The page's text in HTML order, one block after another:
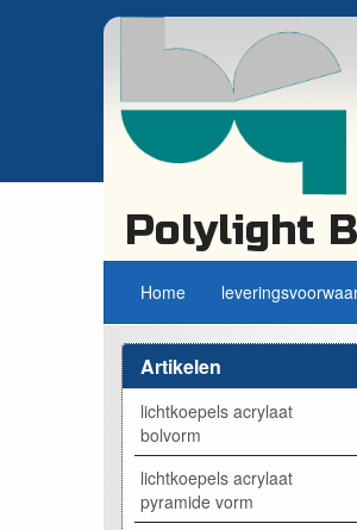
Polylight
Home
Artikelen
lichtkoepels acrylaat
bolvorm
lichtkoepels acrylaat
pyramide vorm